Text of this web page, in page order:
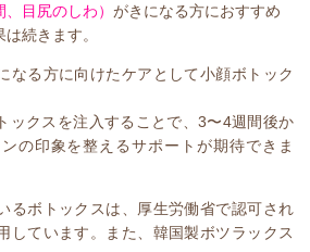
目尻のしわ） がきになる方におすすめ
続きます。
なる方に向けたケアとして小顔ボトック
ックスを注入することで、3〜4週間後か
の印象を整えるサポートが期待できま
るボトックスは、厚生労働省で認可され
しています。また、韓国製ボツラックス